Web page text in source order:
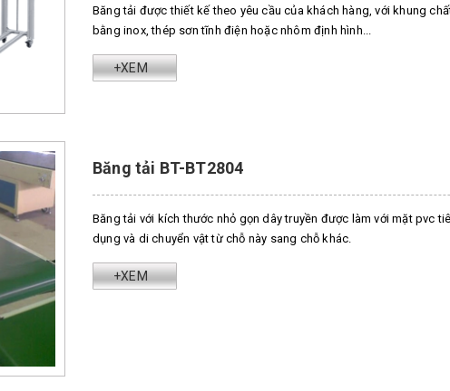
Băng tải được thiết kế theo yêu cầu của khách hàng, với khung
bằng inox, thép sơn tĩnh điện hoặc nhôm định hình...
+XEM
Băng tải BT-BT2804
Băng tải với kích thước nhỏ gọn dây truyền được làm với mặt pvc
dụng và di chuyển vật từ chỗ này sang chỗ khác.
+XEM